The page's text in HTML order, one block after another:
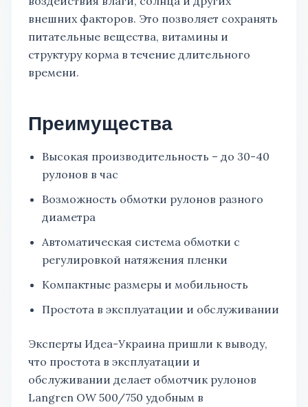
внешних факторов. Это позволяет сохранять
питательные вещества, витамины и
структуру корма в течение длительного
времени.
Преимущества
Высокая производительность – до 30-40
рулонов в час
Возможность обмотки рулонов разного
диаметра
Автоматическая система обмотки с
регулировкой натяжения пленки
Компактные размеры и мобильность
Простота в эксплуатации и обслуживании
Эксперты Идеа-Украина пришли к выводу,
что простота в эксплуатации и
обслуживании делает обмотчик рулонов
Langren OW 500/750 удобным в